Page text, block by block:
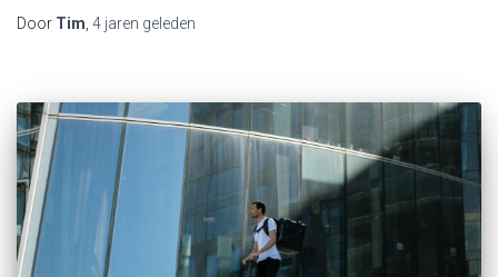
Door Tim 4 jaren geleden